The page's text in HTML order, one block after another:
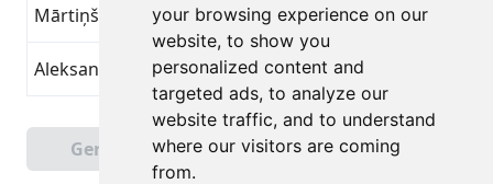
your browsing experience on our
website, to show you
personalized content and
targeted ads, to analyze our
website traffic, and to understand
where our visitors are coming
from.
Mārtiņš Danilevičs Alışılageleni Aş 7
Aleksandrs Kangurs Alışılageleni Aş
Geri
Sayfa 1 / 5
Toplam 101 Başarılar
Sonraki